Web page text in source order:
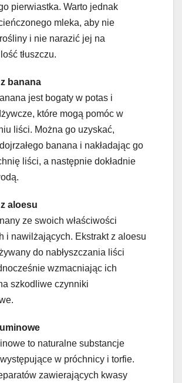
pierwiastka. Warto jednak
mleka, aby nie
i nie narazić jej na
tłuszczu.
banana
jest bogaty w potas i
które mogą pomóc w
liści. Można go uzyskać,
banana i nakładając go
liści, a następnie dokładnie
aloesu
ze swoich właściwości
i nawilżających. Ekstrakt z aloesu
do nabłyszczania liści
wzmacniając ich
szkodliwe czynniki
to naturalne substancje
w próchnicy i torfie.
zawierających kwasy